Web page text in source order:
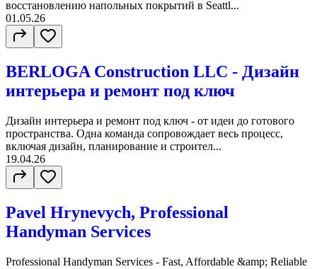
восстановлению напольных покрытий в Seattl...
01.05.26
BERLOGA Construction LLC - Дизайн
интерьера и ремонт под ключ
Дизайн интерьера и ремонт под ключ - от идеи до готового
пространства. Одна команда сопровождает весь процесс,
включая дизайн, планирование и строител...
19.04.26
Pavel Hrynevych, Professional
Handyman Services
Professional Handyman Services - Fast, Affordable &amp; Reliable